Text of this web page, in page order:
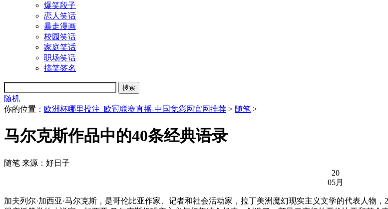
爆笑段子
恋人笑话
暴走漫画
校园笑话
家庭笑话
职场笑话
搞笑签名
随机
你的位置： 欧洲杯哪里投注_欧冠联赛直播-中国竞彩网官网推荐 > 随笔 >
马尔克斯作品中的40条经典语录
随笔 来源：好日子
20
05月
加夫列尔·加西亚·马尔克斯，是哥伦比亚作家、记者和社会活动家，拉丁美洲魔幻现实主义文学的代表人物